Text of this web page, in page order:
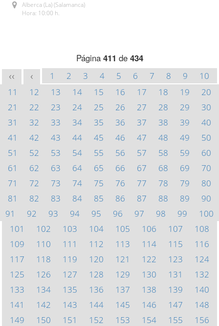
Alberca (La) (Salamanca)
Hora: 10:00 h.
Página 411 de 434
<< < 1 2 3 4 5 6 7 8 9
10
11
12 13 14 15 16 17 18 19
20
21
22 23 24 25 26 27 28 29
30
31
32 33 34 35 36 37 38 39
40
41
42 43 44 45 46 47 48 49
50
51
52 53 54 55 56 57 58 59
60
61
62 63 64 65 66 67 68 69
70
71
72 73 74 75 76 77 78 79
80
81
82 83 84 85 86 87 88 89
90
91
92 93 94 95 96 97 98 99
100
101
102 103 104 105 106 107
108
109
110 111 112 113 114 115
116
117
118 119 120 121 122 123
124
125
126 127 128 129 130 131
132
133
134 135 136 137 138 139
140
141
142 143 144 145 146 147
148
149
150 151 152 153 154 155
156